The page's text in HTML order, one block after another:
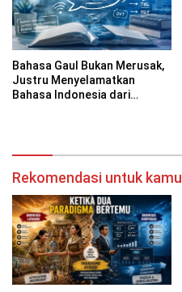
Bahasa Gaul Bukan Merusak,
Justru Menyelamatkan
Bahasa Indonesia dari
Rekomendasi untuk kamu